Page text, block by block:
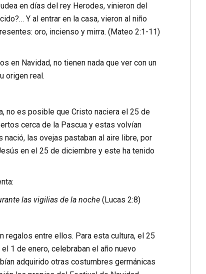
en días del rey Herodes, vinieron del
Y al entrar en la casa, vieron al niño
oro, incienso y mirra. (Mateo 2:1-11)
en Navidad, no tienen nada que ver con un
origen real.
no es posible que Cristo naciera el 25 de
cerca de la Pascua y estas volvían
las ovejas pastaban al aire libre, por
en el 25 de diciembre y este ha tenido
las vigilias de la noche(Lucas 2:8)
regalos entre ellos. Para esta cultura, el 25
1 de enero, celebraban el año nuevo
adquirido otras costumbres germánicas